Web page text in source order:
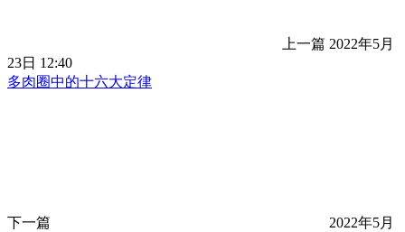
上一篇 2022年5月
23日 12:40
多肉圈中的十六大定律
下一篇
2022年5月